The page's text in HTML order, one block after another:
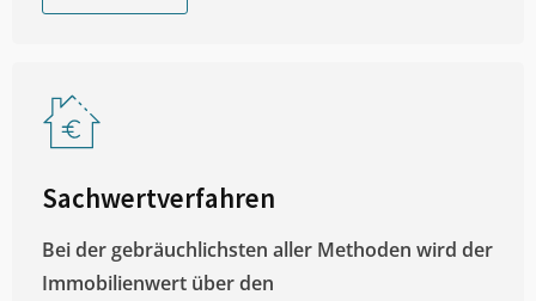
Sachwertverfahren
Bei der gebräuchlichsten aller Methoden wird der
Immobilienwert über den